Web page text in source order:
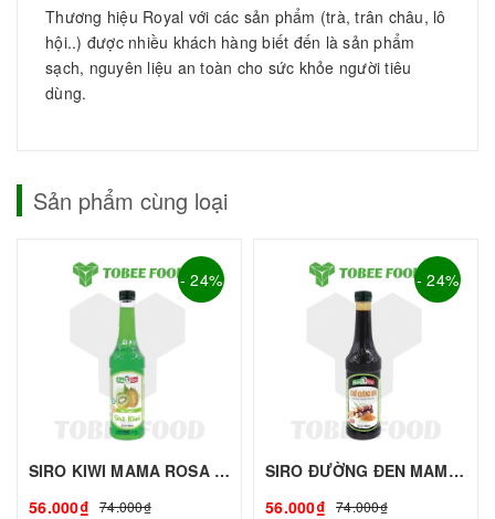
Thương hiệu Royal với các sản phẩm (trà, trân châu, lô
hội..) được nhiều khách hàng biết đến là sản phẩm
sạch, nguyên liệu an toàn cho sức khỏe người tiêu
dùng.
Sản phẩm cùng loại
- 24%
SIRO KIWI MAMA ROSA - 700ml | Siro Syrup Làm Trà Trái Cây, Trà Sữa - TOBEE FOOD
56.000₫ 74.000₫
- 24%
SIRO ĐƯỜNG ĐEN MAMA ROSA - 700ml | Siro Syrup Làm Trà Trái Cây, Trà Sữa - TOBEE FOOD
56.000₫ 74.000₫